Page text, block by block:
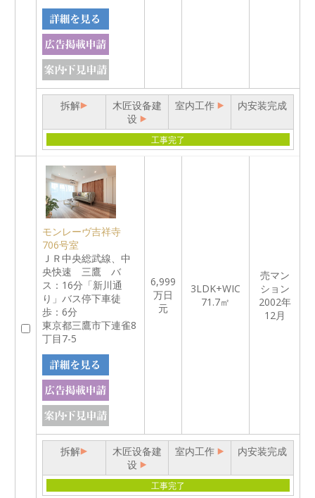
拆解
木匠设备建
设
室内工作 内安装完成
工事完了
モンレーヴ吉祥寺
706号室
ＪＲ中央総武線、中
央快速 三鷹 バ
ス：16分「新川通
り」バス停下車徒
歩：6分
東京都三鷹市下連雀8
丁目7-5
6,999
万日
元
3LDK+WIC
71.7㎡
売マン
ション
2002年
12月
拆解
木匠设备建
设
室内工作 内安装完成
工事完了